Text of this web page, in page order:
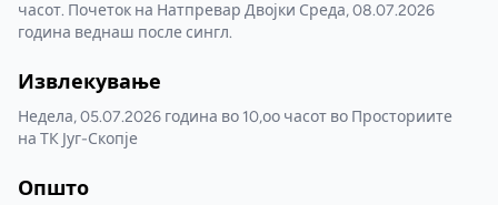
часот. Почеток на Натпревар Двојки Среда, 08.07.2026
година веднаш после сингл.
Извлекување
Недела, 05.07.2026 година во 10,оо часот во Просториите
на ТК Југ-Скопје
Општо